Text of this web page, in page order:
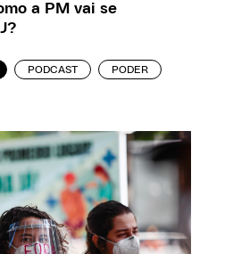
a PM vai se
PODCAST PODER